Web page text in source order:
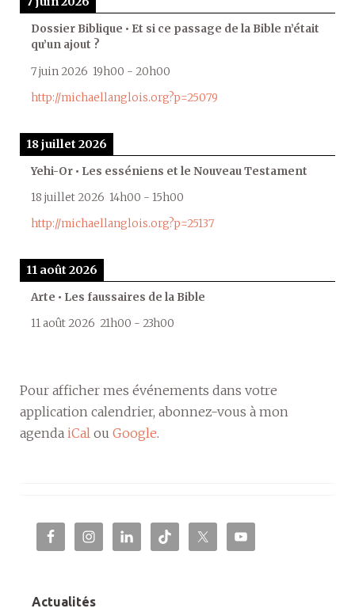
Dossier Biblique • Et si ce passage de la Bible n’était
qu’un ajout ?
7 juin 2026 19h00 - 20h00
http://michaellanglois.org?p=25079
18 juillet 2026
Yehi-Or • Les esséniens et le Nouveau Testament
18 juillet 2026 14h00 - 15h00
http://michaellanglois.org?p=25137
11 août 2026
Arte • Les faussaires de la Bible
11 août 2026 21h00 - 23h00
Pour afficher mes événements dans votre
application calendrier, abonnez-vous à mon
agenda iCal ou Google.
Actualités